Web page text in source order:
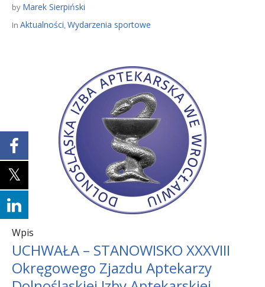
by Marek Sierpiński
In Aktualności,Wydarzenia sportowe
Wpis
UCHWAŁA – STANOWISKO XXXVIII
Okręgowego Zjazdu Aptekarzy